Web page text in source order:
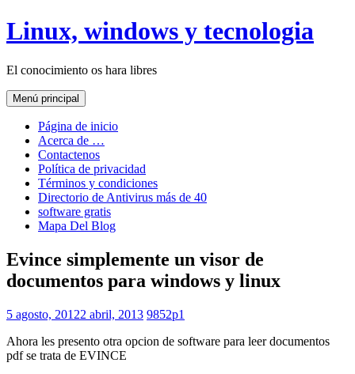
Saltar
al
Linux, windows y tecnologia
El conocimiento os hara libres
Menú principal
Página de inicio
Acerca de …
Contactenos
Política de privacidad
Términos y condiciones
Directorio de Antivirus más de 40
software gratis
Mapa Del Blog
Evince simplemente un visor de
documentos para windows y linux
5 agosto, 20122 abril, 2013 9852p1
Ahora les presento otra opcion de software para leer documentos
pdf se trata de EVINCE